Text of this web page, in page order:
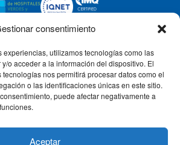
consentimiento
experiencias, utilizamos tecnologías como las
o acceder a la información del dispositivo. El
nos permitirá procesar datos como el
o las identificaciones únicas en este sitio.
puede afectar negativamente a
Aceptar